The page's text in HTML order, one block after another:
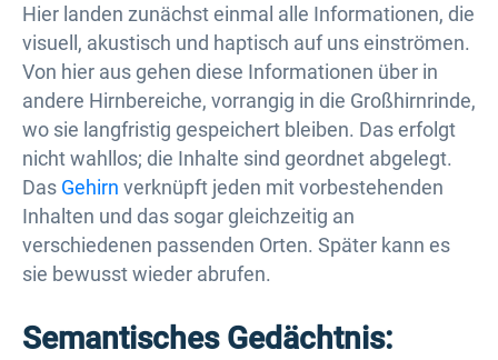
Hier landen zunächst einmal alle Informationen, die
visuell, akustisch und haptisch auf uns einströmen.
Von hier aus gehen diese Informationen über in
andere Hirnbereiche, vorrangig in die Großhirnrinde,
wo sie langfristig gespeichert bleiben. Das erfolgt
nicht wahllos; die Inhalte sind geordnet abgelegt.
Das Gehirn verknüpft jeden mit vorbestehenden
Inhalten und das sogar gleichzeitig an
verschiedenen passenden Orten. Später kann es
sie bewusst wieder abrufen.
Semantisches Gedächtnis: